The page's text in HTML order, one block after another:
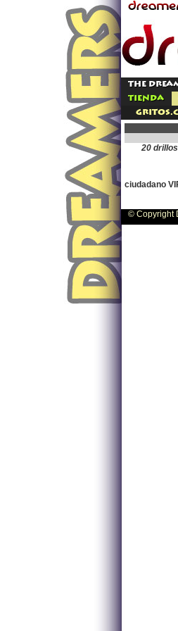
THE
TIENDA
20 drillos
ciudadano
© Copyright